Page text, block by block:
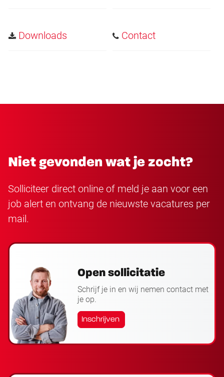
Downloads Contact
Niet gevonden wat je zocht?
Solliciteer direct online of meld je aan voor een
job alert en ontvang de nieuwste vacatures per
mail.
Open sollicitatie
Schrijf je in en wij nemen contact met
je op.
Inschrijven